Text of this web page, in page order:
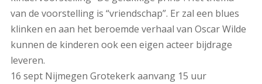
van de voorstelling is “vriendschap”. Er zal een blues
klinken en aan het beroemde verhaal van Oscar Wilde
kunnen de kinderen ook een eigen acteer bijdrage
leveren.
16 sept Nijmegen Grotekerk aanvang 15 uur